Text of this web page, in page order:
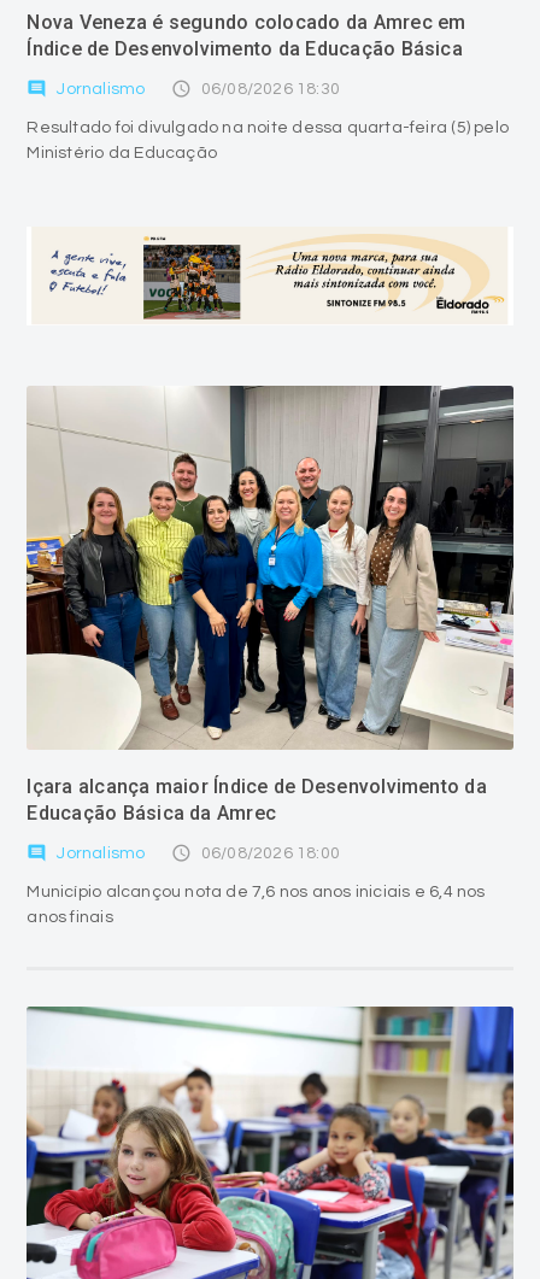
Nova Veneza é segundo colocado da Amrec em
Índice de Desenvolvimento da Educação Básica
comment Jornalismo access_time 06/08/2026 18:30
Resultado foi divulgado na noite dessa quarta-feira (5) pelo
Ministério da Educação
Içara alcança maior Índice de Desenvolvimento da
Educação Básica da Amrec
comment Jornalismo access_time 06/08/2026 18:00
Município alcançou nota de 7,6 nos anos iniciais e 6,4 nos
anos finais